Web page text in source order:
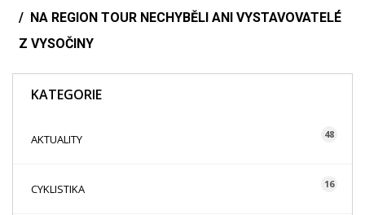
NA REGION TOUR NECHYBĚLI ANI VYSTAVOVATELÉ
Z VYSOČINY
KATEGORIE
AKTUALITY 48
CYKLISTIKA 16